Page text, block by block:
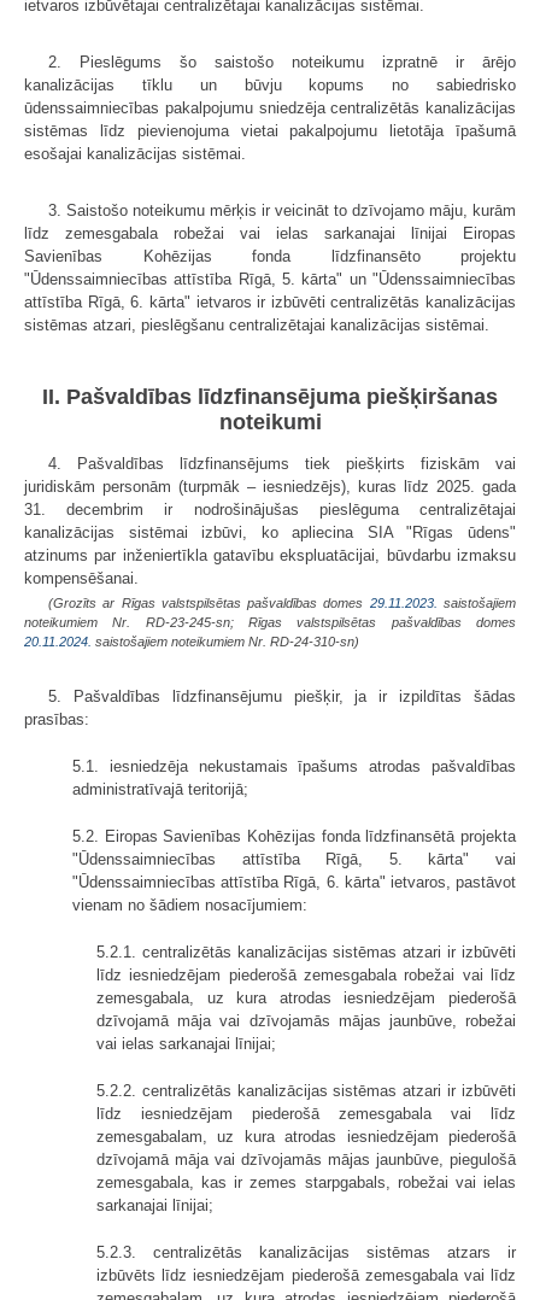
ietvaros izbūvētajai centralizētajai kanalizācijas sistēmai.
2. Pieslēgums šo saistošo noteikumu izpratnē ir ārējo
kanalizācijas tīklu un būvju kopums no sabiedrisko
ūdenssaimniecības pakalpojumu sniedzēja centralizētās kanalizācijas
sistēmas līdz pievienojuma vietai pakalpojumu lietotāja īpašumā
esošajai kanalizācijas sistēmai.
3. Saistošo noteikumu mērķis ir veicināt to dzīvojamo māju, kurām
līdz zemesgabala robežai vai ielas sarkanajai līnijai Eiropas
Savienības Kohēzijas fonda līdzfinansēto projektu
"Ūdenssaimniecības attīstība Rīgā, 5. kārta" un "Ūdenssaimniecības
attīstība Rīgā, 6. kārta" ietvaros ir izbūvēti centralizētās kanalizācijas
sistēmas atzari, pieslēgšanu centralizētajai kanalizācijas sistēmai.
II. Pašvaldības līdzfinansējuma piešķiršanas
noteikumi
4. Pašvaldības līdzfinansējums tiek piešķirts fiziskām vai
juridiskām personām (turpmāk – iesniedzējs), kuras līdz 2025. gada
31. decembrim ir nodrošinājušas pieslēguma centralizētajai
kanalizācijas sistēmai izbūvi, ko apliecina SIA "Rīgas ūdens"
atzinums par inženiertīkla gatavību ekspluatācijai, būvdarbu izmaksu
kompensēšanai.
(Grozīts ar Rīgas valstspilsētas pašvaldības domes 29.11.2023.
saistošajiem
noteikumiem Nr. RD-23-245-sn; Rīgas valstspilsētas pašvaldības domes
20.11.2024. saistošajiem noteikumiem Nr. RD-24-310-sn)
5. Pašvaldības līdzfinansējumu piešķir, ja ir izpildītas šādas
prasības:
5.1. iesniedzēja nekustamais īpašums atrodas pašvaldības
administratīvajā teritorijā;
5.2. Eiropas Savienības Kohēzijas fonda līdzfinansētā projekta
"Ūdenssaimniecības attīstība Rīgā, 5. kārta" vai
"Ūdenssaimniecības attīstība Rīgā, 6. kārta" ietvaros, pastāvot
vienam no šādiem nosacījumiem:
5.2.1. centralizētās kanalizācijas sistēmas atzari ir izbūvēti
līdz iesniedzējam piederošā zemesgabala robežai vai līdz
zemesgabala, uz kura atrodas iesniedzējam piederošā
dzīvojamā māja vai dzīvojamās mājas jaunbūve, robežai
vai ielas sarkanajai līnijai;
5.2.2. centralizētās kanalizācijas sistēmas atzari ir izbūvēti
līdz iesniedzējam piederošā zemesgabala vai līdz
zemesgabalam, uz kura atrodas iesniedzējam piederošā
dzīvojamā māja vai dzīvojamās mājas jaunbūve, piegulošā
zemesgabala, kas ir zemes starpgabals, robežai vai ielas
sarkanajai līnijai;
5.2.3. centralizētās kanalizācijas sistēmas atzars ir
izbūvēts līdz iesniedzējam piederošā zemesgabala vai līdz